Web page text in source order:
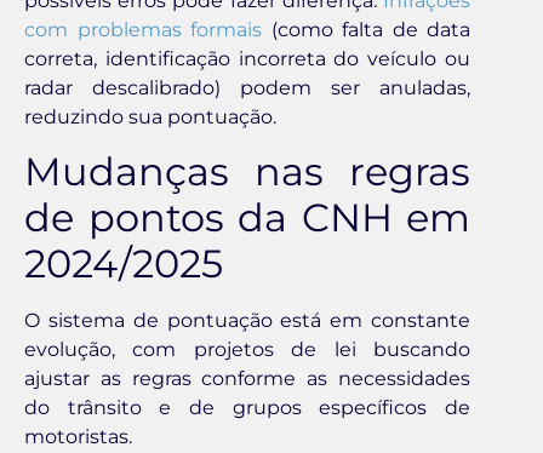
com problemas formais (como falta de data
correta, identificação incorreta do veículo ou
radar descalibrado) podem ser anuladas,
reduzindo sua pontuação.
Mudanças nas regras
de pontos da CNH em
2024/2025
O sistema de pontuação está em constante
evolução, com projetos de lei buscando
ajustar as regras conforme as necessidades
do trânsito e de grupos específicos de
motoristas.